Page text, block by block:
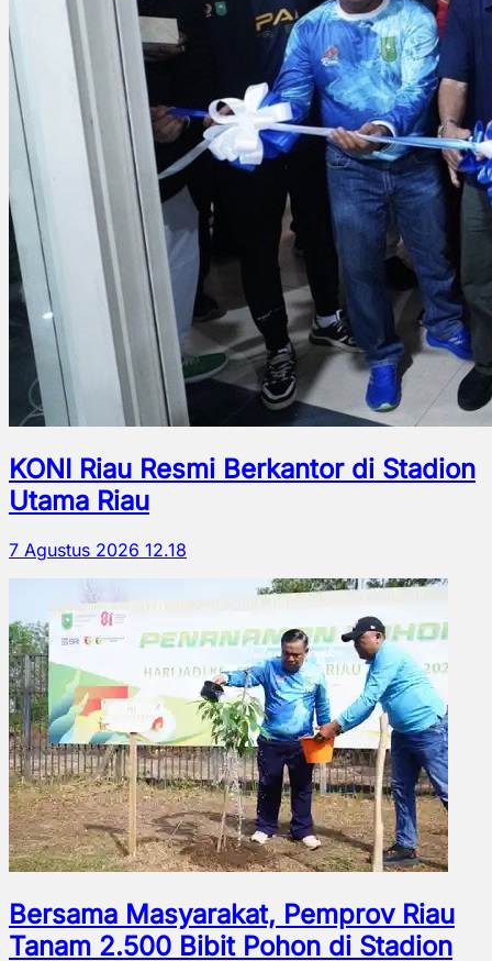
KONI Riau Resmi Berkantor di Stadion
Utama Riau
7 Agustus 2026 12.18
Bersama Masyarakat, Pemprov Riau
Tanam 2.500 Bibit Pohon di Stadion